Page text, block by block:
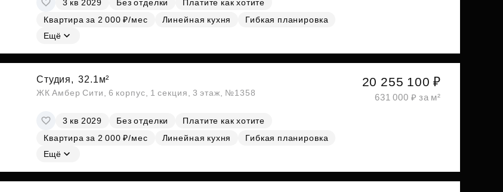
Субсидии
3 кв 2029 Без отделки
Платите как хотите
Квартира за 2 000 ₽/мес
Линейная кухня
Гибкая планировка
Ещё
Студия, 32.1м²
ЖК Амбер Сити, 6 корпус, 1 секция, 3 этаж, №1358
3 кв 2029 Без отделки
Платите как хотите
Квартира за 2 000 ₽/мес
Линейная кухня
Гибкая планировка
Ещё
20 255 100 ₽
631 000 ₽ за м²